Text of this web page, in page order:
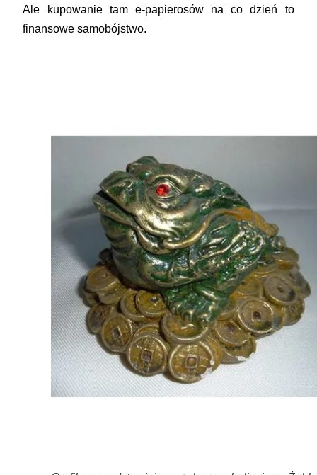
Ale kupowanie tam e-papierosów na co dzień to
finansowe samobójstwo.